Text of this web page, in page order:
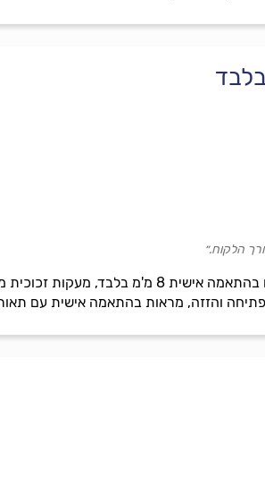
יצור והתקנה של כל סוגי המקלחונים
פתיחה והזזה, מראות בהתאמה אישית עם
הלקוח.״